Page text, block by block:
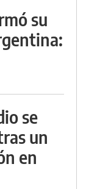
su
se
un
en